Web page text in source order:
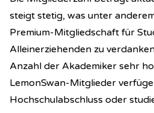
steigt stetig, was unter
Premium-Mitgliedschaft für
Alleinerziehenden zu
Anzahl der Akademiker sehr
LemonSwan-Mitglieder
Hochschulabschluss oder